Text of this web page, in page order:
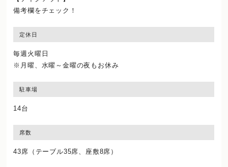
備考欄をチェック！
定休日
毎週火曜日
※月曜、水曜～金曜の夜もお休み
駐車場
14台
席数
43席（テーブル35席、座敷8席）